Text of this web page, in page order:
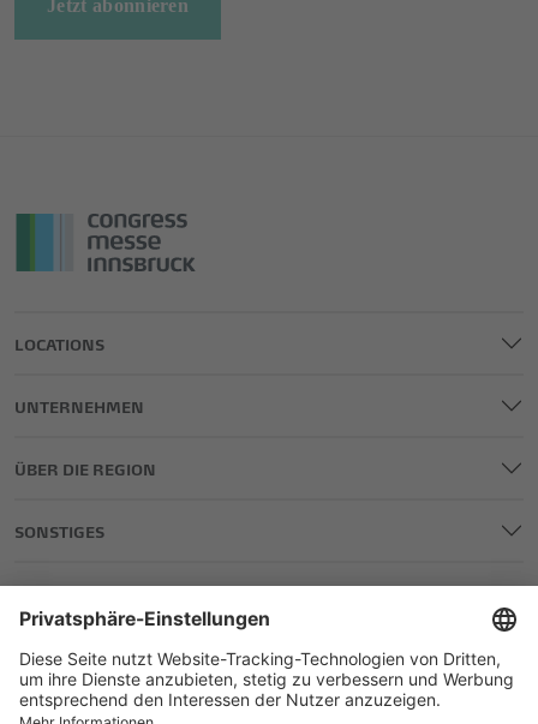
Jetzt abonnieren
LOCATIONS
UNTERNEHMEN
ÜBER DIE REGION
SONSTIGES
IMPRESSUM